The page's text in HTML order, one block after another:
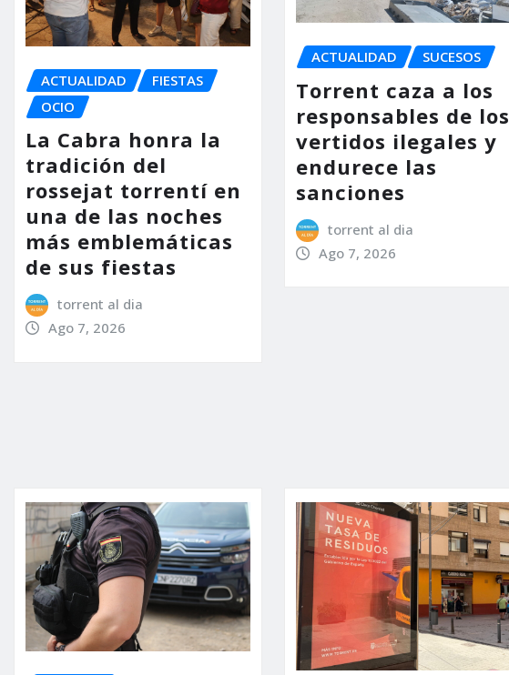
ACTUALIDAD
FIESTAS
OCIO
La Cabra honra la
tradición del
rossejat torrentí en
una de las noches
más emblemáticas
de sus fiestas
torrent al dia
Ago 7, 2026
ACTUALIDAD SUCESOS
Torrent caza a los
responsables de los
vertidos ilegales y
endurece las
sanciones
torrent al dia
Ago 7, 2026